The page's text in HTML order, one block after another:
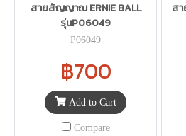
สายสัญญาณ ERNIE BALL
รุ่นP06049
P06049
฿700
Add to Cart
Compare
สา